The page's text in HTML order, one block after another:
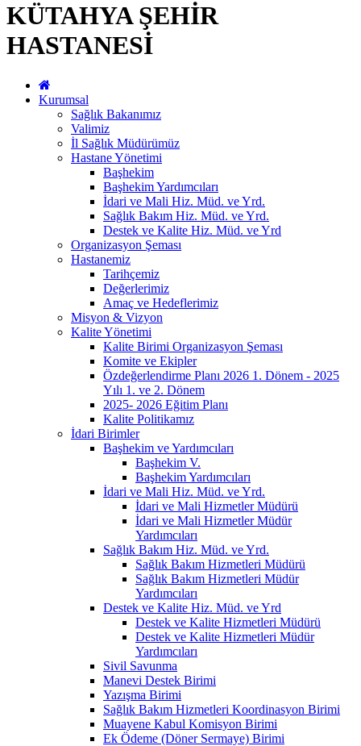
KÜTAHYA ŞEHİR
HASTANESİ
Kurumsal
Sağlık Bakanımız
Valimiz
İl Sağlık Müdürümüz
Hastane Yönetimi
Başhekim
Başhekim Yardımcıları
İdari ve Mali Hiz. Müd. ve Yrd.
Sağlık Bakım Hiz. Müd. ve Yrd.
Destek ve Kalite Hiz. Müd. ve Yrd
Organizasyon Şeması
Hastanemiz
Tarihçemiz
Değerlerimiz
Amaç ve Hedeflerimiz
Misyon & Vizyon
Kalite Yönetimi
Kalite Birimi Organizasyon Şeması
Komite ve Ekipler
Özdeğerlendirme Planı 2026 1. Dönem - 2025
Yılı 1. ve 2. Dönem
2025- 2026 Eğitim Planı
Kalite Politikamız
İdari Birimler
Başhekim ve Yardımcıları
Başhekim V.
Başhekim Yardımcıları
İdari ve Mali Hiz. Müd. ve Yrd.
İdari ve Mali Hizmetler Müdürü
İdari ve Mali Hizmetler Müdür
Yardımcıları
Sağlık Bakım Hiz. Müd. ve Yrd.
Sağlık Bakım Hizmetleri Müdürü
Sağlık Bakım Hizmetleri Müdür
Yardımcıları
Destek ve Kalite Hiz. Müd. ve Yrd
Destek ve Kalite Hizmetleri Müdürü
Destek ve Kalite Hizmetleri Müdür
Yardımcıları
Sivil Savunma
Manevi Destek Birimi
Yazışma Birimi
Sağlık Bakım Hizmetleri Koordinasyon Birimi
Muayene Kabul Komisyon Birimi
Ek Ödeme (Döner Sermaye) Birimi